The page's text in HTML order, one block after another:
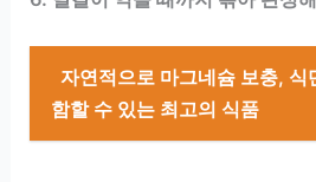
자연적으로 마그네슘 보충, 식
함할 수 있는 최고의 식품